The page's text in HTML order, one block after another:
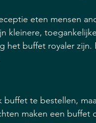
eten mensen
kleinere,
het buffet royaler zijn.
te bestellen,
maken een buffet